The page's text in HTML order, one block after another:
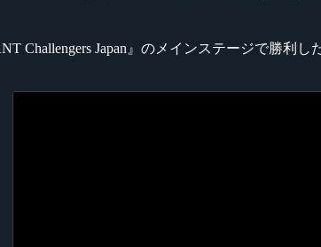
Challengers Japan』のメインステージで勝利